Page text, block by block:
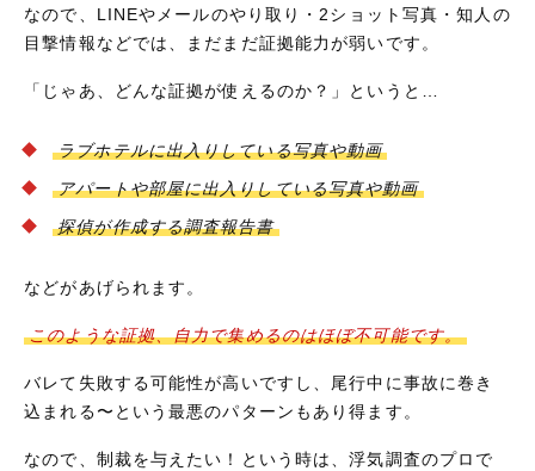
【５】スッピン力を上げる
なので、LINEやメールのやり取り・2ショット写真・知人の
目撃情報などでは、まだまだ証拠能力が弱いです。
「じゃあ、どんな証拠が使えるのか？」というと…
ラブホテルに出入りしている写真や動画
アパートや部屋に出入りしている写真や動画
探偵が作成する調査報告書
などがあげられます。
このような証拠、自力で集めるのはほぼ不可能です。
バレて失敗する可能性が高いですし、尾行中に事故に巻き
込まれる〜という最悪のパターンもあり得ます。
なので、制裁を与えたい！という時は、浮気調査のプロで